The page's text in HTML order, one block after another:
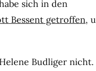
sich in den
Bessent getroffen,
Budliger nicht.